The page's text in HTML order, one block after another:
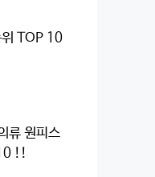
위 TOP 10
류 원피스
!!